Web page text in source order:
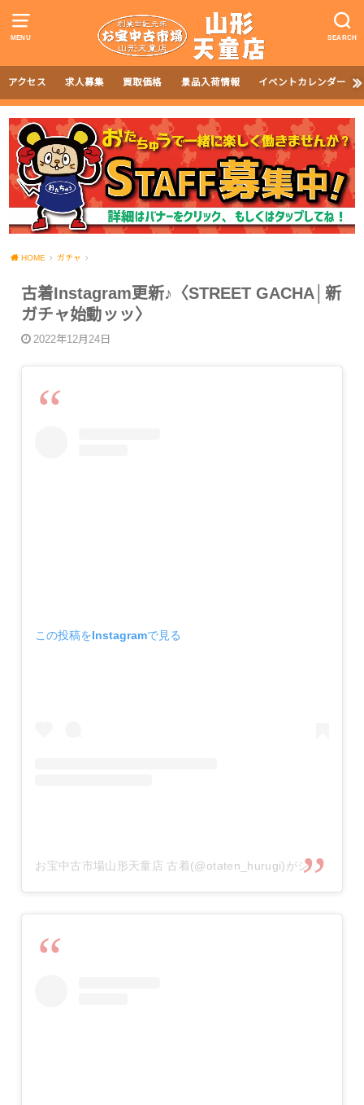
MENU SEARCH
アクセス 求人募集 買取価格 景品入荷情報 イベントカレンダー
HOME ガチャ
古着Instagram更新♪〈STREET GACHA│新
ガチャ始動ッッ〉
2022年12月24日
この投稿をInstagramで見る
お宝中古市場山形天童店 古着(@otaten_hurugi)がシェアした投稿